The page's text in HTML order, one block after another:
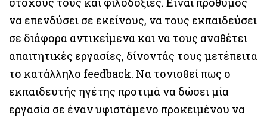
να επενδύσει σε εκείνους, να τους εκπαιδεύσει
σε διάφορα αντικείμενα και να τους αναθέτει
απαιτητικές εργασίες, δίνοντάς τους μετέπειτα
το κατάλληλο feedback. Να τονισθεί πως ο
εκπαιδευτής ηγέτης προτιμά να δώσει μία
εργασία σε έναν υφιστάμενο προκειμένου να